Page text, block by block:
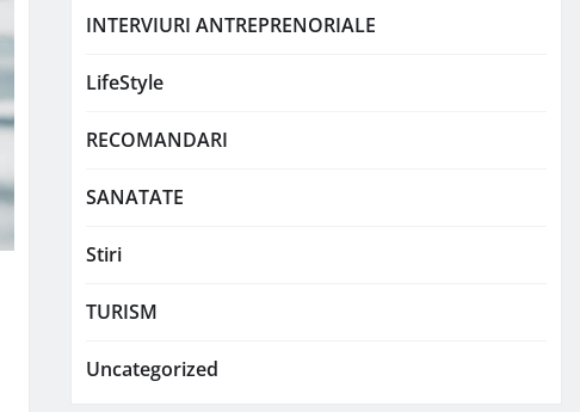
INTERVIURI ANTREPRENORIALE
LifeStyle
RECOMANDARI
SANATATE
Stiri
TURISM
Uncategorized